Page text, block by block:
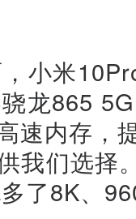
小米
龙865
速内存，
我们选择
了8K、